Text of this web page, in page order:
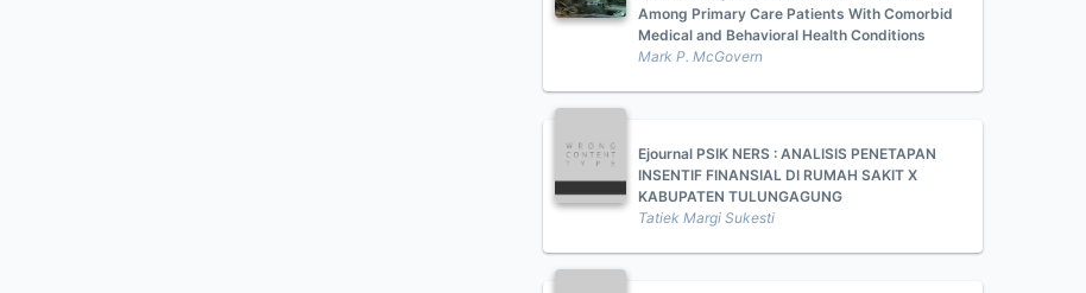
Among Primary Care Patients With Comorbid
Medical and Behavioral Health Conditions
Mark P. McGovern
Ejournal PSIK NERS : ANALISIS PENETAPAN
INSENTIF FINANSIAL DI RUMAH SAKIT X
KABUPATEN TULUNGAGUNG
Tatiek Margi Sukesti